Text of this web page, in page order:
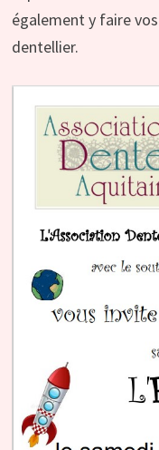
également y faire
dentellier.